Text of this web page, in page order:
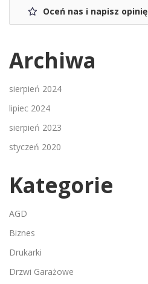
Oceń nas i napisz opinię
Archiwa
sierpień 2024
lipiec 2024
sierpień 2023
styczeń 2020
Kategorie
AGD
Biznes
Drukarki
Drzwi Garażowe